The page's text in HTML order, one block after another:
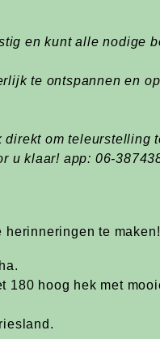
en kunt alle nodige
te ontspannen en
om teleurstelling
u klaar! app: 06-
herinneringen te maken!
180 hoog hek met